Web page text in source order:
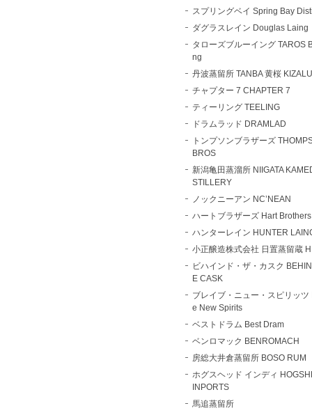
スプリングベイ Spring Bay
ダグラスレイン Douglas Laing
タローズブルーイング TAROS
ng
丹波蒸留所 TANBA 黄桜
チャプター 7 CHAPTER 7
ティーリング TEELING
ドラムラッド DRAMLAD
トンプソンブラザーズ
BROS
新潟亀田蒸溜所 NIIGATA
STILLERY
ノックニーアン NC’NEAN
ハートブラザーズ Hart Brothers
ハンターレイン HUNTER
小正醸造株式会社 日置蒸留蔵
ビハインド・ザ・カスク
E CASK
ブレイブ・ニュー・スピリッツ
e New Spirits
ベストドラム Best Dram
ベンロマック BENROMACH
房総大井倉蒸留所 BOSO RUM
ホグスヘッド インディ
INPORTS
馬追蒸留所